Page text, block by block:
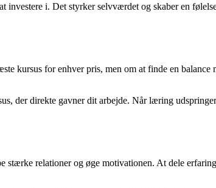
i. Det styrker selvværdet og skaber en
kursus for enhver pris, men om at finde en
der direkte gavner dit arbejde. Når læring
relationer og øge motivationen. At dele